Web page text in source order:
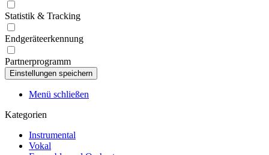
Statistik & Tracking
Endgeräteerkennung
Partnerprogramm
Menü schließen
Kategorien
Instrumental
Vokal